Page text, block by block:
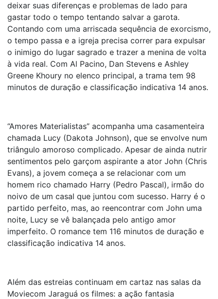
deixar suas diferenças e problemas de lado para
gastar todo o tempo tentando salvar a garota.
Contando com uma arriscada sequência de exorcismo,
o tempo passa e a igreja precisa correr para expulsar
o inimigo do lugar sagrado e trazer a menina de volta
à vida real. Com Al Pacino, Dan Stevens e Ashley
Greene Khoury no elenco principal, a trama tem 98
minutos de duração e classificação indicativa 14 anos.
“Amores Materialistas” acompanha uma casamenteira
chamada Lucy (Dakota Johnson), que se envolve num
triângulo amoroso complicado. Apesar de ainda nutrir
sentimentos pelo garçom aspirante a ator John (Chris
Evans), a jovem começa a se relacionar com um
homem rico chamado Harry (Pedro Pascal), irmão do
noivo de um casal que juntou com sucesso. Harry é o
partido perfeito, mas, ao reencontrar com John uma
noite, Lucy se vê balançada pelo antigo amor
imperfeito. O romance tem 116 minutos de duração e
classificação indicativa 14 anos.
Além das estreias continuam em cartaz nas salas da
Moviecom Jaraguá os filmes: a ação fantasia